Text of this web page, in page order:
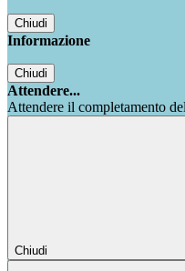
Chiudi
Informazione
Chiudi
Attendere...
Attendere il completamento
Chiudi